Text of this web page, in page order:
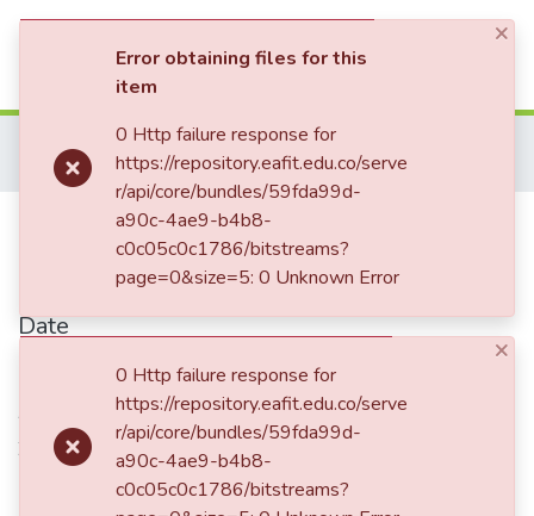
Communities & Collections
All of DSpace
Patrimonio Musical
Partituras - Sheet music
Luis Miguel de Zulategi
La Farerita: Berceuse
La Farerita: Berceuse
Date
Authors
Zulategi, Luis Miguel
×
Error obtaining files for this
item
0 Http failure response for
https://repository.eafit.edu.co/serve
r/api/core/bundles/59fda99d-
a90c-4ae9-b4b8-
c0c05c0c1786/bitstreams?
page=0&size=5: 0 Unknown Error
×
0 Http failure response for
https://repository.eafit.edu.co/serve
r/api/core/bundles/59fda99d-
a90c-4ae9-b4b8-
c0c05c0c1786/bitstreams?